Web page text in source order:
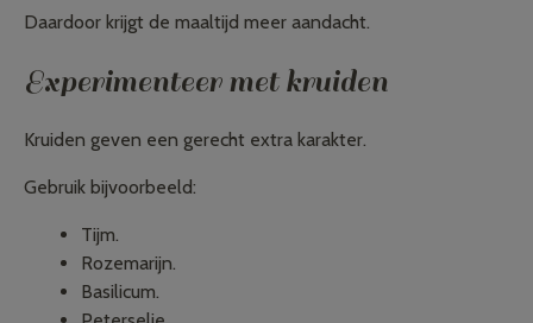
Daardoor krijgt de maaltijd meer aandacht.
Experimenteer met kruiden
Kruiden geven een gerecht extra karakter.
Gebruik bijvoorbeeld:
Tijm.
Rozemarijn.
Basilicum.